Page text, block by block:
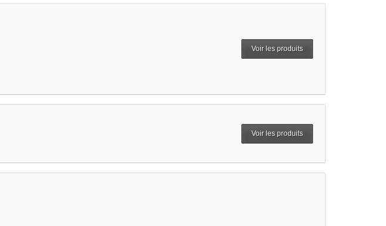
Voir les produits
Voir les produits